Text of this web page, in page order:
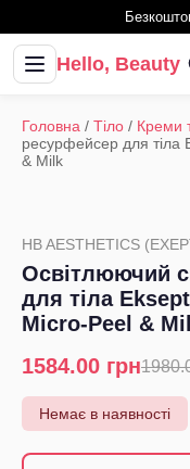
Hello, Beauty
Головна / Тіло / Креми
ресурфейсер для
& Milk
HB AESTHETICS
Освітлюючий
для тіла
Micro-Peel &
1584.00 грн
Немає в наявності